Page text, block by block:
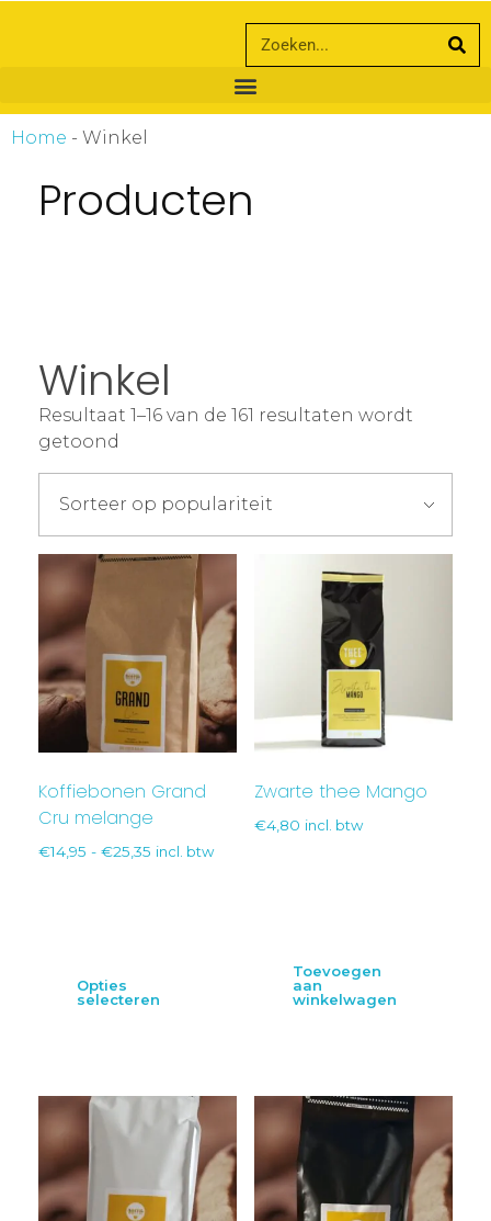
Home - Winkel
Producten
Winkel
Resultaat 1–16 van de 161 resultaten wordt
getoond
Koffiebonen Grand
Cru melange
€14,95 - €25,35 incl. btw
Opties
selecteren
Zwarte thee Mango
€4,80 incl. btw
Toevoegen
aan
winkelwagen